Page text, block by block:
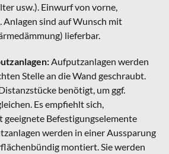
usw.). Einwurf von vorne,
Anlagen sind auf Wunsch mit
lieferbar.
:Aufputzanlagen werden
Stelle an die Wand geschraubt.
benötigt, um ggf.
Es empfiehlt sich,
geeignete Befestigungselemente
werden in einer Aussparung
montiert. Sie werden